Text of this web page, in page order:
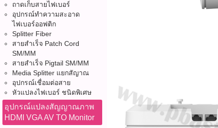
ถาดเก็บสายไฟเบอร์
อุปกรณ์ทำความสะอาด
ไฟเบอร์ออฟติก
Splitter Fiber
สายสำเร็จ Patch Cord
SM/MM
สายสำเร็จ Pigtail SM/MM
Media Splitter แยกสัญาณ
อุปกรณ์เชื่อมต่อสาย
หัวแปลงไฟเบอร์ ชนิดพิเศษ
อุปกรณ์แปลงสัญญาณภาพ
HDMI VGA AV TO Monitor